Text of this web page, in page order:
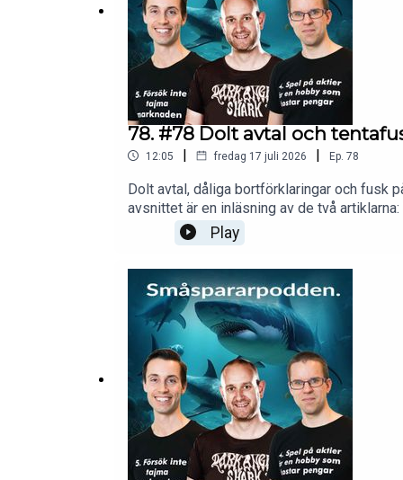
78. #78 Dolt avtal och
12:05 | fredag 17 juli 2026 | Ep. 78
Dolt avtal, dåliga bortförklaringar och fusk
avsnittet är en inläsning av de två
rådgivarfirma”.Innehåll:EU-regelverket
Värdepappersservice och medlem i
test tillsammans, något som inte är
InsureseclicensArtiklarna sampubliceras
Play